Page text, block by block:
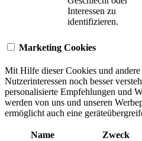
Interessen zu
identifizieren.
Marketing Cookies
Mit Hilfe dieser Cookies und
Nutzerinteressen noch besser
personalisierte Empfehlungen und
werden von uns und unseren
ermöglicht auch eine
Name Zweck